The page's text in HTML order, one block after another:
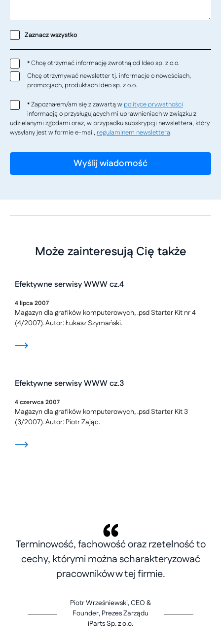
Zaznacz wszystko
*Chcę otrzymać informację zwrotną od Ideo sp. z o.o.
Chcę otrzymywać newsletter tj. informacje o nowościach,
promocjach, produktach Ideo sp. z o.o.
*Zapoznałem/am się z zawartą w polityce prywatności
informacją o przysługujących mi uprawnieniach w związku z
udzielanymi zgodami oraz, w przypadku subskrypcji newslettera, który
wysyłany jest w formie e-mail, regulaminem newslettera.
Może zainteresują Cię także
Efektywne serwisy WWW cz.4
4lipca 2007
Magazyn dla grafików komputerowych, .psd Starter Kit nr 4
(4/2007). Autor: Łukasz Szymański.
Efektywne serwisy WWW cz.3
4czerwca 2007
Magazyn dla grafików komputerowych, .psd Starter Kit 3
(3/2007). Autor: Piotr Zając.
Terminowość, fachowość oraz rzetelność to
cechy, którymi można scharakteryzować
pracowników w tej firmie.
Piotr Wrześniewski, CEO &
Founder, Prezes Zarządu
iParts Sp. z o.o.